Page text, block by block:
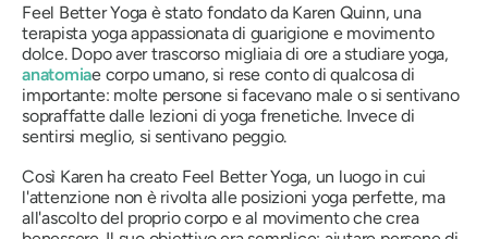
Feel Better Yoga è stato fondato da Karen Quinn, una
terapista yoga appassionata di guarigione e movimento
dolce. Dopo aver trascorso migliaia di ore a studiare yoga,
anatomiae corpo umano, si rese conto di qualcosa di
importante: molte persone si facevano male o si sentivano
sopraffatte dalle lezioni di yoga frenetiche. Invece di
sentirsi meglio, si sentivano peggio.
Così Karen ha creato Feel Better Yoga, un luogo in cui
l'attenzione non è rivolta alle posizioni yoga perfette, ma
all'ascolto del proprio corpo e al movimento che crea